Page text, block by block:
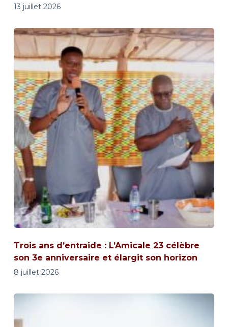
13 juillet 2026
Trois ans d’entraide : L’Amicale 23 célèbre
son 3e anniversaire et élargit son horizon
8 juillet 2026